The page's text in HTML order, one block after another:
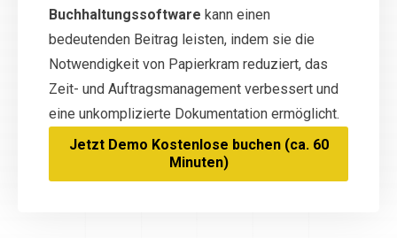
Buchhaltungssoftware kann einen
bedeutenden Beitrag leisten, indem sie die
Notwendigkeit von Papierkram reduziert, das
Zeit- und Auftragsmanagement verbessert und
eine unkomplizierte Dokumentation ermöglicht.
Jetzt Demo Kostenlose buchen (ca. 60
Minuten)